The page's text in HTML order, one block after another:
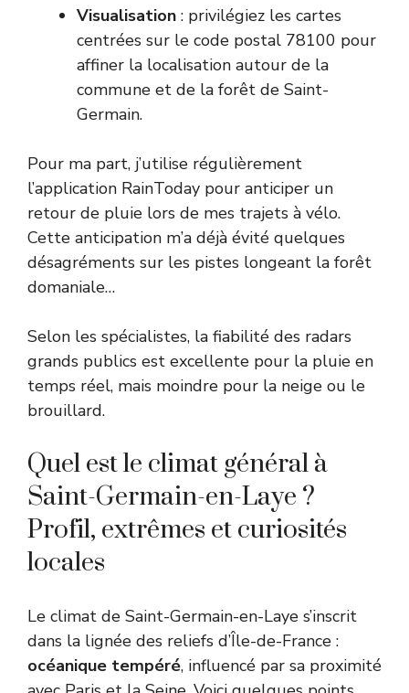
Visualisation : privilégiez les cartes
centrées sur le code postal 78100 pour
affiner la localisation autour de la
commune et de la forêt de Saint-
Germain.
Pour ma part, j’utilise régulièrement
l’application RainToday pour anticiper un
retour de pluie lors de mes trajets à vélo.
Cette anticipation m’a déjà évité quelques
désagréments sur les pistes longeant la forêt
domaniale…
Selon les spécialistes, la fiabilité des radars
grands publics est excellente pour la pluie en
temps réel, mais moindre pour la neige ou le
brouillard.
Quel est le climat général à
Saint-Germain-en-Laye ?
Profil, extrêmes et curiosités
locales
Le climat de Saint-Germain-en-Laye s’inscrit
dans la lignée des reliefs d’Île-de-France :
océanique tempéré, influencé par sa proximité